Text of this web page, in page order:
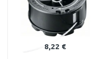
8,22 €